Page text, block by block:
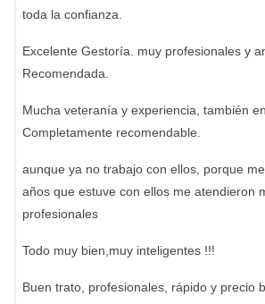
toda la confianza.
Excelente Gestoría. muy profesionales y
Recomendada.
Mucha veteranía y experiencia, también
Completamente recomendable.
aunque ya no trabajo con ellos, porque
años que estuve con ellos me atendieron
profesionales
Todo muy bien,muy inteligentes !!!
Buen trato, profesionales, rápido y precio